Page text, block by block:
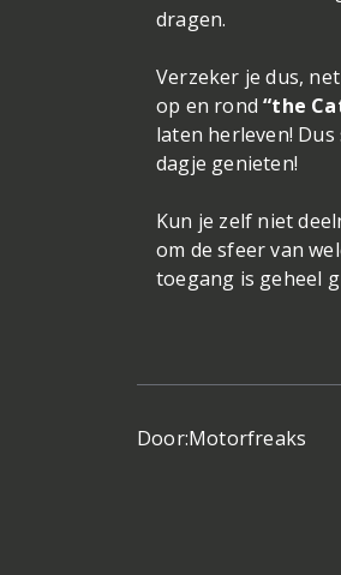
dragen.
Verzeker je dus,
op en rond“the
laten herleven!
dagje genieten!
Kun je zelf niet
om de sfeer van
toegang is geheel
Door:Motorfreaks